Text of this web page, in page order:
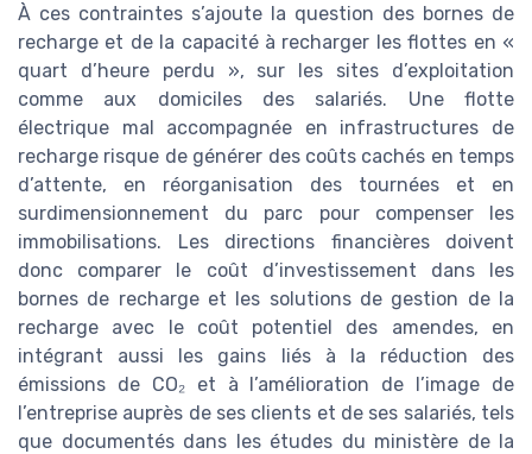
À ces contraintes s’ajoute la question des bornes de
recharge et de la capacité à recharger les flottes en «
quart d’heure perdu », sur les sites d’exploitation
comme aux domiciles des salariés. Une flotte
électrique mal accompagnée en infrastructures de
recharge risque de générer des coûts cachés en temps
d’attente, en réorganisation des tournées et en
surdimensionnement du parc pour compenser les
immobilisations. Les directions financières doivent
donc comparer le coût d’investissement dans les
bornes de recharge et les solutions de gestion de la
recharge avec le coût potentiel des amendes, en
intégrant aussi les gains liés à la réduction des
émissions de CO₂ et à l’amélioration de l’image de
l’entreprise auprès de ses clients et de ses salariés, tels
que documentés dans les études du ministère de la